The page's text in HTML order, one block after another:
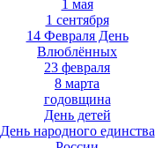
1 мая
1 сентября
14 Февраля День
Влюблённых
23 февраля
8 марта
годовщина
День детей
День народного единства